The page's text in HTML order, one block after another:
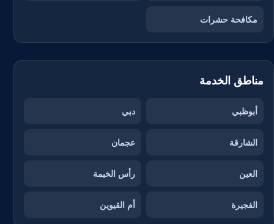
مكافحة حشرات
مناطق الخدمة
أبوظبي دبي
الشارقة عجمان
العين رأس الخيمة
الفجيرة أم القيوين